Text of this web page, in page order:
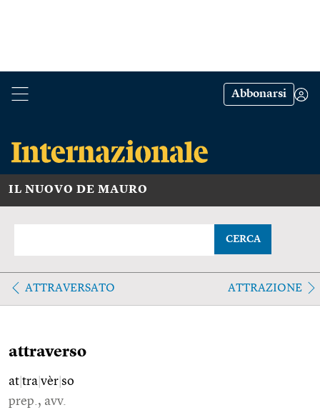
Abbonarsi
IL NUOVO DE MAURO
CERCA
ATTRAVERSATO ATTRAZIONE
attraverso
at tra vèr so
prep., avv.